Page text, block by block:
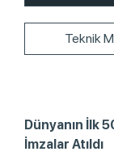
Teknik
Dünyanın İlk
İmzalar Atıldı